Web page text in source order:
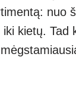
nuo
kietų. Tad